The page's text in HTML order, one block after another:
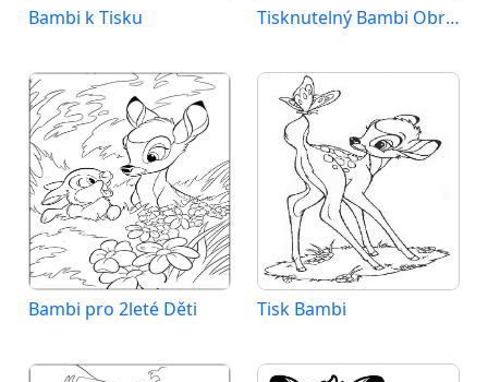
Bambi k Tisku Tisknutelný Bambi Obrázek pro Děti
Bambi pro 2leté Děti Tisk Bambi